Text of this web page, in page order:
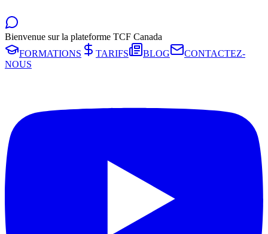
Bienvenue sur la plateforme TCF Canada
FORMATIONS
TARIFS BLOG
CONTACTEZ-
NOUS